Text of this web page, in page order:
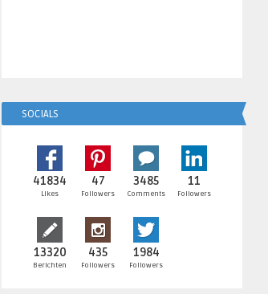
SOCIALS
41834
Likes
47
Followers
3485
Comments
11
Followers
13320
Berichten
435
Followers
1984
Followers